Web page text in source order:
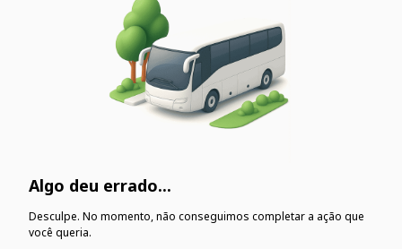
Algo deu errado...
Desculpe. No momento, não conseguimos completar a ação que
você queria.